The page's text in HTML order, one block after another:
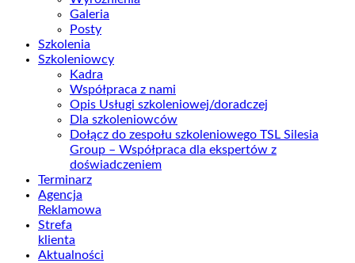
Galeria
Posty
Szkolenia
Szkoleniowcy
Kadra
Współpraca z nami
Opis Usługi szkoleniowej/doradczej
Dla szkoleniowców
Dołącz do zespołu szkoleniowego TSL Silesia
Group – Współpraca dla ekspertów z
doświadczeniem
Terminarz
Agencja
Reklamowa
Strefa
klienta
Aktualności